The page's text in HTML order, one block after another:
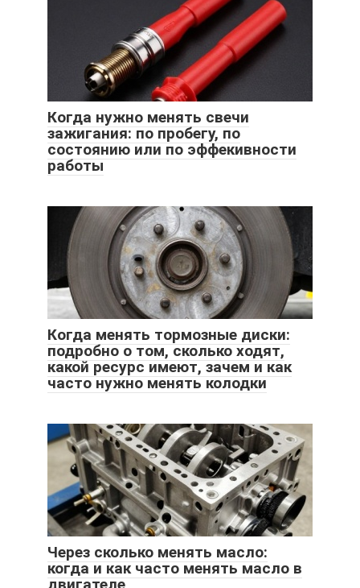
Когда нужно менять свечи
зажигания: по пробегу, по
состоянию или по эффекивности
работы
Когда менять тормозные диски:
подробно о том, сколько ходят,
какой ресурс имеют, зачем и как
часто нужно менять колодки
Через сколько менять масло:
когда и как часто менять масло в